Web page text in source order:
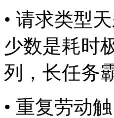
• 请求类型天
少数是耗时
列，长任
• 重复劳动